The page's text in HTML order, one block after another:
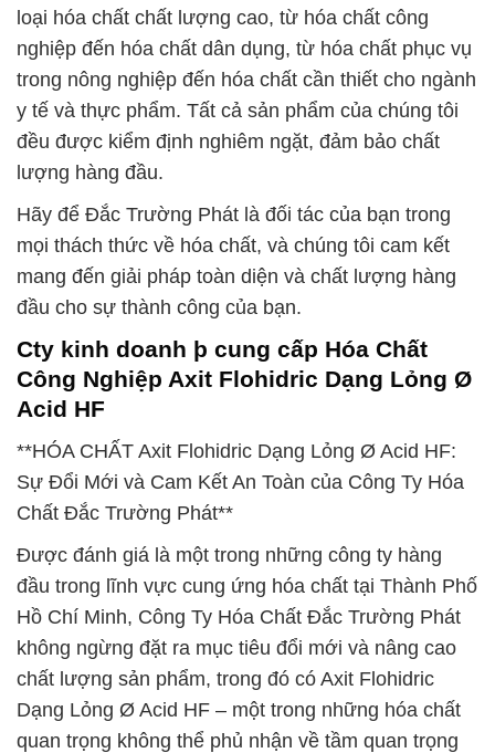
loại hóa chất chất lượng cao, từ hóa chất công
nghiệp đến hóa chất dân dụng, từ hóa chất phục vụ
trong nông nghiệp đến hóa chất cần thiết cho ngành
y tế và thực phẩm. Tất cả sản phẩm của chúng tôi
đều được kiểm định nghiêm ngặt, đảm bảo chất
lượng hàng đầu.
Hãy để Đắc Trường Phát là đối tác của bạn trong
mọi thách thức về hóa chất, và chúng tôi cam kết
mang đến giải pháp toàn diện và chất lượng hàng
đầu cho sự thành công của bạn.
Cty kinh doanh þ cung cấp Hóa Chất
Công Nghiệp Axit Flohidric Dạng Lỏng Ø
Acid HF
**HÓA CHẤT Axit Flohidric Dạng Lỏng Ø Acid HF:
Sự Đổi Mới và Cam Kết An Toàn của Công Ty Hóa
Chất Đắc Trường Phát**
Được đánh giá là một trong những công ty hàng
đầu trong lĩnh vực cung ứng hóa chất tại Thành Phố
Hồ Chí Minh, Công Ty Hóa Chất Đắc Trường Phát
không ngừng đặt ra mục tiêu đổi mới và nâng cao
chất lượng sản phẩm, trong đó có Axit Flohidric
Dạng Lỏng Ø Acid HF – một trong những hóa chất
quan trọng không thể phủ nhận về tầm quan trọng